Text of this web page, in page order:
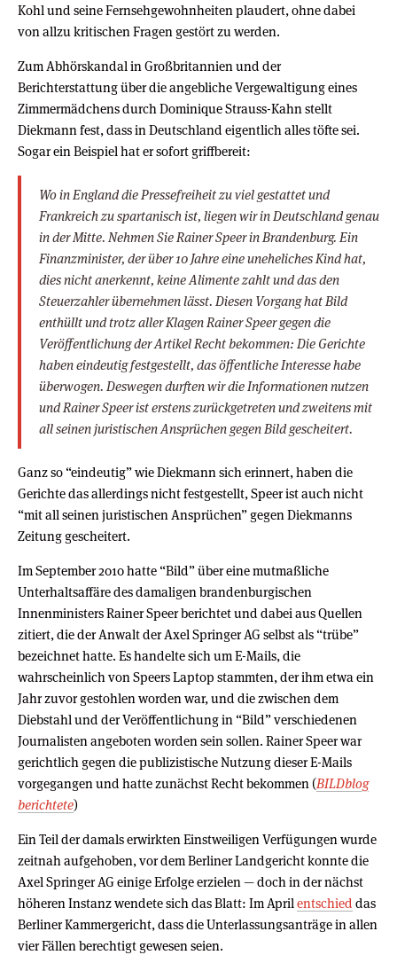
Kohl und seine Fernsehgewohnheiten plaudert, ohne dabei
von allzu kritischen Fragen gestört zu werden.
Zum Abhörskandal in Großbritannien und der
Berichterstattung über die angebliche Vergewaltigung eines
Zimmermädchens durch Dominique Strauss-Kahn stellt
Diekmann fest, dass in Deutschland eigentlich alles töfte sei.
Sogar ein Beispiel hat er sofort griffbereit:
Wo in England die Pressefreiheit zu viel gestattet und
Frankreich zu spartanisch ist, liegen wir in Deutschland genau
in der Mitte. Nehmen Sie Rainer Speer in Brandenburg. Ein
Finanzminister, der über 10 Jahre eine uneheliches Kind hat,
dies nicht anerkennt, keine Alimente zahlt und das den
Steuerzahler übernehmen lässt. Diesen Vorgang hat Bild
enthüllt und trotz aller Klagen Rainer Speer gegen die
Veröffentlichung der Artikel Recht bekommen: Die Gerichte
haben eindeutig festgestellt, das öffentliche Interesse habe
überwogen. Deswegen durften wir die Informationen nutzen
und Rainer Speer ist erstens zurückgetreten und zweitens mit
all seinen juristischen Ansprüchen gegen Bild gescheitert.
Ganz so “eindeutig” wie Diekmann sich erinnert, haben die
Gerichte das allerdings nicht festgestellt, Speer ist auch nicht
“mit all seinen juristischen Ansprüchen” gegen Diekmanns
Zeitung gescheitert.
Im September 2010 hatte “Bild” über eine mutmaßliche
Unterhaltsaffäre des damaligen brandenburgischen
Innenministers Rainer Speer berichtet und dabei aus Quellen
zitiert, die der Anwalt der Axel Springer AG selbst als “trübe”
bezeichnet hatte. Es handelte sich um E-Mails, die
wahrscheinlich von Speers Laptop stammten, der ihm etwa ein
Jahr zuvor gestohlen worden war, und die zwischen dem
Diebstahl und der Veröffentlichung in “Bild” verschiedenen
Journalisten angeboten worden sein sollen. Rainer Speer war
gerichtlich gegen die publizistische Nutzung dieser E-Mails
vorgegangen und hatte zunächst Recht bekommen (BILDblog
berichtete)
Ein Teil der damals erwirkten Einstweiligen Verfügungen wurde
zeitnah aufgehoben, vor dem Berliner Landgericht konnte die
Axel Springer AG einige Erfolge erzielen — doch in der nächst
höheren Instanz wendete sich das Blatt: Im Aprilentschied das
Berliner Kammergericht, dass die Unterlassungsanträge in allen
vier Fällen berechtigt gewesen seien.